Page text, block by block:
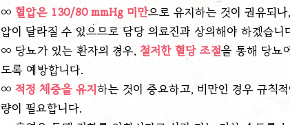
∞ 혈압은 130/80 mmHg 미만으로 유지하는 것이 권유되
압이 달라질 수 있으므로 담당 의료진과 상의해야 하겠습니
∞ 당뇨가 있는 환자의 경우, 철저한 혈당 조절을 통해 당뇨
도록 예방합니다.
∞ 적정 체중을 유지하는 것이 중요하고, 비만인 경우 규칙
량이 필요합니다.